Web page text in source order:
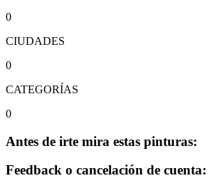
0
CIUDADES
0
CATEGORÍAS
0
Antes de irte mira estas pinturas:
Feedback o cancelación de cuenta: